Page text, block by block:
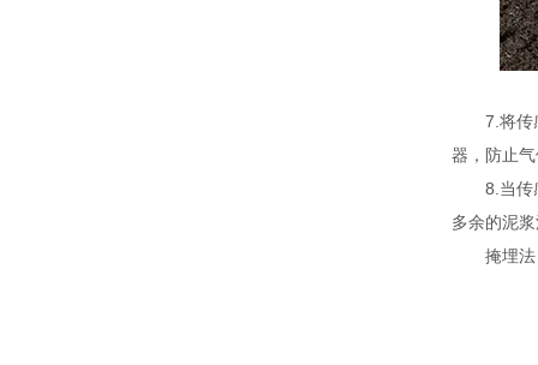
7.将传感
器，防止
8.当传感
多余的泥
掩埋法：